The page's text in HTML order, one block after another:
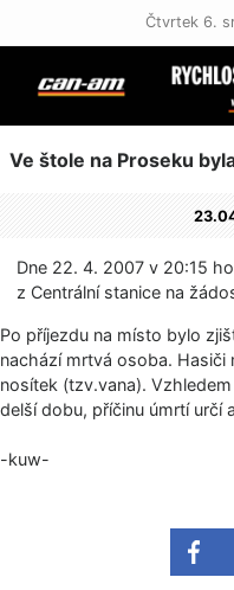
Čtvrtek 6.
Ve štole na Proseku
Dne 22. 4. 2007 v 20:15
z Centrální stanice na
Po příjezdu na místo bylo
nachází mrtvá osoba.
nosítek (tzv.vana).
delší dobu, příčinu úmrtí určí
-kuw-